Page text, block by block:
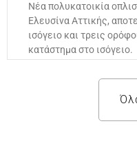
Νέα πολυκατοικία
Ελευσίνα Αττικής,
ισόγειο και τρεις
κατάστημα στο ισόγειο.